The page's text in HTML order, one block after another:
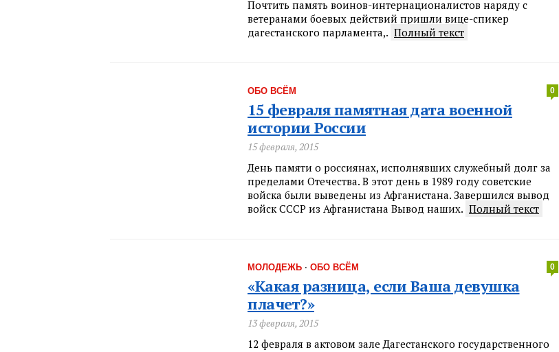
Почтить память воинов-интернационалистов наряду с
ветеранами боевых действий пришли вице-спикер
дагестанского парламента,. Полный текст
ОБО ВСЁМ 0
15 февраля памятная дата военной
истории России
15 февраля, 2015
День памяти о россиянах, исполнявших служебный долг за
пределами Отечества. В этот день в 1989 году советские
войска были выведены из Афганистана. Завершился вывод
войск СССР из Афганистана Вывод наших. Полный текст
МОЛОДЕЖЬ · ОБО ВСЁМ 0
«Какая разница, если Ваша девушка
плачет?»
13 февраля, 2015
12 февраля в актовом зале Дагестанского государственного